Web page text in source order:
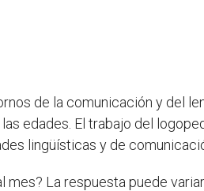
de la comunicación y del
edades. El trabajo del
lingüísticas y de
mes? La respuesta puede